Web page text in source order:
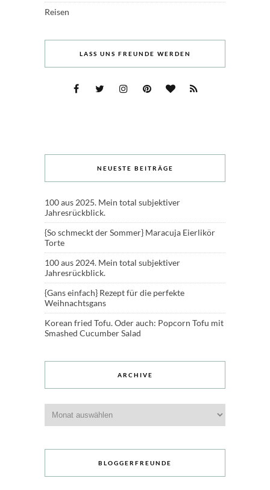
Reisen
LASS UNS FREUNDE WERDEN
NEUESTE BEITRÄGE
100 aus 2025. Mein total subjektiver
Jahresrückblick.
{So schmeckt der Sommer} Maracuja Eierlikör
Torte
100 aus 2024. Mein total subjektiver
Jahresrückblick.
{Gans einfach} Rezept für die perfekte
Weihnachtsgans
Korean fried Tofu. Oder auch: Popcorn Tofu mit
Smashed Cucumber Salad
ARCHIVE
BLOGGERFREUNDE